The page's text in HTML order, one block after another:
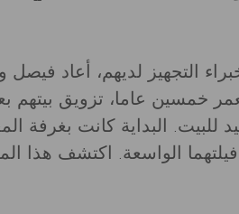
التجهيز لديهم، أعاد فيصل
خمسين عاما، تزويق بيتهم
للبيت. البداية كانت بغرفة
الواسعة. اكتشف هذا